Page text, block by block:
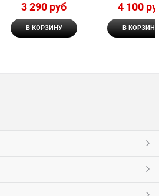
3 290 руб
В КОРЗИНУ
4 100
В КОРЗИНУ